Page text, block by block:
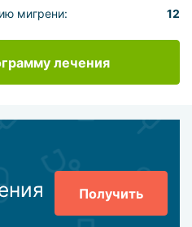
мигрени:
12
лечения
Получить